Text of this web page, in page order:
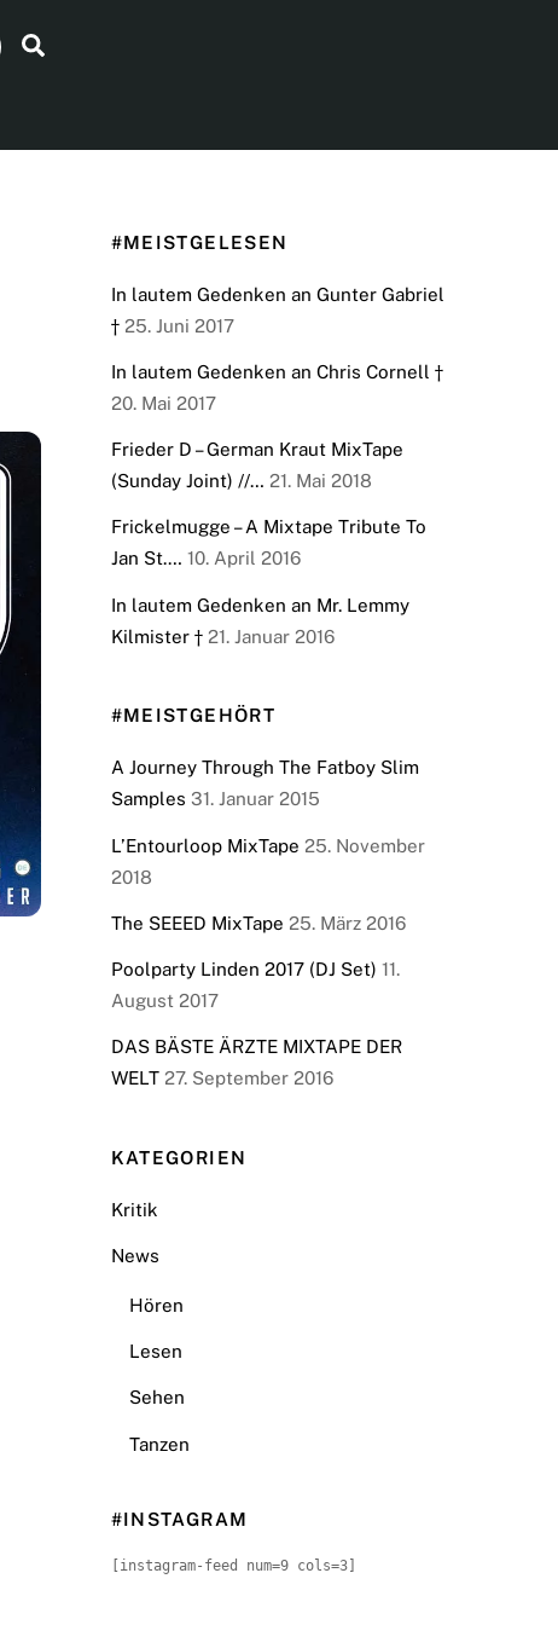
#MEISTGELESEN
In lautem Gedenken an Gunter Gabriel
†25. Juni 2017
In lautem Gedenken an Chris Cornell †
20. Mai 2017
Frieder D – German Kraut MixTape
(Sunday Joint) //… 21. Mai 2018
Frickelmugge – A Mixtape Tribute To
Jan St.… 10. April 2016
In lautem Gedenken an Mr. Lemmy
Kilmister †21. Januar 2016
#MEISTGEHÖRT
A Journey Through The Fatboy Slim
Samples 31. Januar 2015
L’Entourloop MixTape 25. November
2018
The SEEED MixTape 25. März 2016
Poolparty Linden 2017 (DJ Set) 11.
August 2017
DAS BÄSTE ÄRZTE MIXTAPE DER
WELT27. September 2016
KATEGORIEN
Kritik
News
Hören
Lesen
Sehen
Tanzen
#INSTAGRAM
[instagram-feed num=9 cols=3]